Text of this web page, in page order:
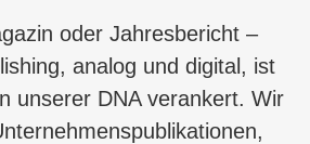
oder Jahresbericht –
analog und digital, ist
unserer DNA verankert. Wir